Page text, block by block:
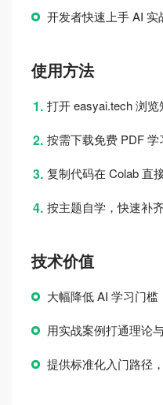
开发者快速上手 AI 实
使用方法
打开 easyai.tech 浏
按需下载免费 PDF 学
复制代码在 Colab 直
按主题自学，快速补
技术价值
大幅降低 AI 学习门
用实战案例打通理论
提供标准化入门路径